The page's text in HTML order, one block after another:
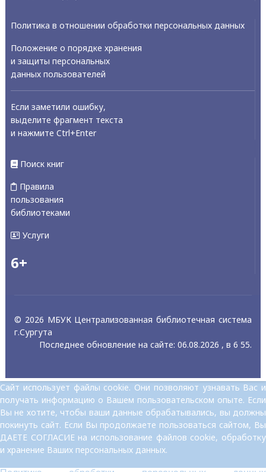
Политика в отношении обработки персональных данных
Положение о порядке хранения
и защиты персональных
данных пользователей
Если заметили ошибку,
выделите фрагмент текста
и нажмите Ctrl+Enter
Поиск книг
Правила
пользования
библиотеками
Услуги
6+
© 2026 МБУК Централизованная библиотечная система
г.Сургута
Последнее обновление на сайте: 06.08.2026 , в 6 55.
Сайт использует файлы cookie. Они позволяют узнавать Вас и
получать информацию о Вашем пользовательском опыте. Если
Вы не хотите, чтобы ваши данные обрабатывались, вы должны
покинуть сайт. Если Вы продолжаете пользоваться сайтом, Вы
ДАЕТЕ СОГЛАСИЕ на использование файлов cookie, обработку
и хранение Ваших персональных данных.